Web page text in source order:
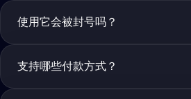
使用它会被封号吗？
支持哪些付款方式？